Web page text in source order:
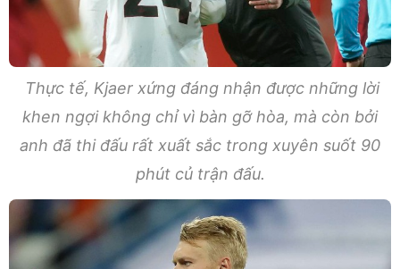
Thực tế, Kjaer xứng đáng nhận được những lời
khen ngợi không chỉ vì bàn gỡ hòa, mà còn bởi
anh đã thi đấu rất xuất sắc trong xuyên suốt 90
phút củ trận đấu.